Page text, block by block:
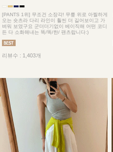
[PANTS 1위] 무조건 소장각! 무릎 위로 아찔하게
오는 숏츠라 다리 라인이 훨씬 더 길어보이고 가
벼워 보였구요 군더더기없이 베이직해 어떤 코디
든 다 소화해내는 똑/똑/한/ 팬츠랍니다:)
리뷰수 : 1,403개